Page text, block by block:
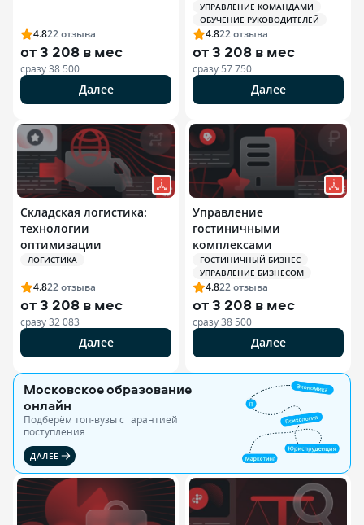
4.822отзыва
от3 208 в мес
сразу38 500
Далее
УПРАВЛЕНИЕ КОМАНДАМИ
ОБУЧЕНИЕ РУКОВОДИТЕЛЕЙ
4.822отзыва
от3 208 в мес
сразу 57 750
Далее
Складская логистика:
технологии
оптимизации
ЛОГИСТИКА
4.822отзыва
от3 208 в мес
сразу32 083
Далее
Управление
гостиничными
комплексами
ГОСТИНИЧНЫЙ БИЗНЕС
УПРАВЛЕНИЕ БИЗНЕСОМ
4.822отзыва
от3 208 в мес
сразу38 500
Далее
Московское образование
онлайн
Подберём топ-вузы c гарантией
поступления
ДАЛЕЕ